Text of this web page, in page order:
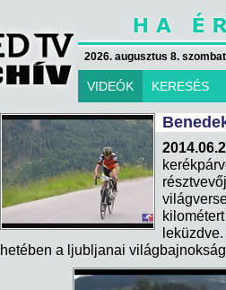
2026. augusztus 8.
VIDEÓK KERESÉS
hetében a ljubljanai